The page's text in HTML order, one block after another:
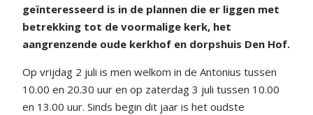
geïnteresseerd is in de plannen die er liggen met
betrekking tot de voormalige kerk, het
aangrenzende oude kerkhof en dorpshuis Den Hof.
Op vrijdag 2 juli is men welkom in de Antonius tussen
10.00 en 20.30 uur en op zaterdag 3 juli tussen 10.00
en 13.00 uur. Sinds begin dit jaar is het oudste